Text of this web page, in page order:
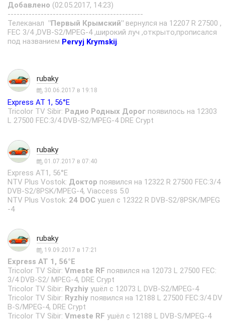
Добавлено (02.05.2017, 14:23)
---------------------------------------------
Телеканал "Первый Крымский" вернулся на 12207 R 27500 ,
FEC 3/4 ,DVB-S2/MPEG-4 ,широкий луч ,открыто,прописался
под названием Pervyj Krymskij.
rubaky
30.06.2017 в 19:18
Express AT 1, 56°E
Tricolor TV Sibir: Радио Родных Дорог появилось на 12303
L 27500 FEC:3/4 DVB-S2/MPEG-4 DRE Crypt
rubaky
01.07.2017 в 07:40
Express AT1, 56°E
NTV Plus Vostok: Доктор появился на 12322 R 27500 FEC:3/4
DVB-S2/8PSK/MPEG-4, Viaccess 5.0
NTV Plus Vostok: 24 DOС ушел с 12322 R DVB-S2/8PSK/MPEG
-4
rubaky
19.09.2017 в 17:21
Express AT 1, 56°E
Tricolor TV Sibir: Vmeste RF появился на 12073 L 27500 FEC:
3/4 DVB-S2/ MPEG-4, DRE Crypt
Tricolor TV Sibir: Ryzhiy ушёл с 12073 L DVB-S2/MPEG-4
Tricolor TV Sibir: Ryzhiy появился на 12188 L 27500 FEC:3/4 DV
B-S/MPEG-4, DRE Crypt
Tricolor TV Sibir: Vmeste RF ушёл с 12188 L DVB-S/MPEG-4